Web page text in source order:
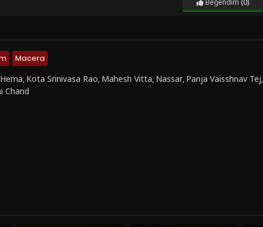
Beğendim (0)
Macera
Hema, Kota Srinivasa Rao, Mahesh Vitta, Nassar, Panja Vaisshnav Tej,
Chand